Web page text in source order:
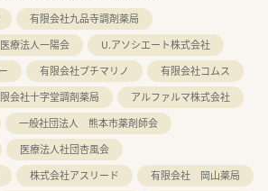
有限会社九品寺調剤薬局
医療法人一陽会
U.アソシエート株式会社
有限会社プチマリノ
有限会社コムス
会社十字堂調剤薬局
アルファルマ株式会社
一般社団法人 熊本市薬剤師会
医療法人社団杏風会
株式会社アスリード
有限会社 岡山薬局